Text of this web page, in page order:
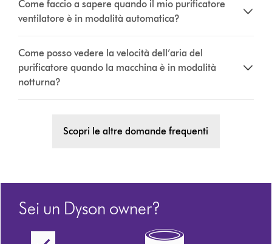
Come faccio a sapere quando il mio purificatore
ventilatore è in modalità automatica?
Come posso vedere la velocità dell’aria del
purificatore quando la macchina è in modalità
notturna?
Scopri le altre domande frequenti
Sei un Dyson owner?